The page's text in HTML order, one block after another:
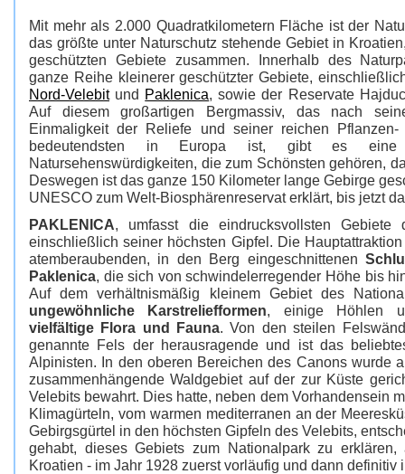
Mit mehr als 2.000 Quadratkilometern Fläche ist der
das größte unter Naturschutz stehende Gebiet in
geschützten Gebiete zusammen. Innerhalb des
ganze Reihe kleinerer geschützter Gebiete,
Nord-Velebitund Paklenica, sowie der Reservate
Auf diesem großartigen Bergmassiv, das nach
Einmaligkeit der Reliefe und seiner reichen
bedeutendsten in Europa ist, gibt es
Natursehenswürdigkeiten, die zum Schönsten gehören,
Deswegen ist das ganze 150 Kilometer lange Gebirge
UNESCO zum Welt-Biosphärenreservat erklärt, bis jetzt
PAKLENICA, umfasst die eindrucksvollsten Gebiete
einschließlich seiner höchsten Gipfel. Die
atemberaubenden, in den Berg eingeschnittenen
Paklenica, die sich von schwindelerregender Höhe bis
Auf dem verhältnismäßig kleinem Gebiet des
ungewöhnliche Karstreliefformen, einige Höhlen
vielfältige Flora und Fauna. Von den steilen
genannte Fels der herausragende und ist das
Alpinisten. In den oberen Bereichen des Canons wurde
zusammenhängende Waldgebiet auf der zur Küste
Velebits bewahrt. Dies hatte, neben dem Vorhandensein
Klimagürteln, vom warmen mediterranen an der
Gebirgsgürtel in den höchsten Gipfeln des Velebits,
gehabt, dieses Gebiets zum Nationalpark zu
Kroatien - im Jahr 1928 zuerst vorläufig und dann definitiv